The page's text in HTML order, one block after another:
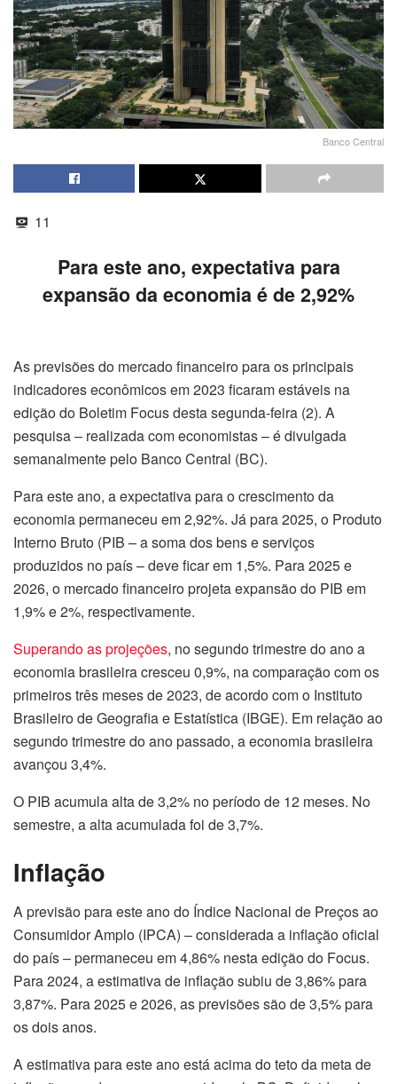
Banco Central
11
Para este ano, expectativa para
expansão da economia é de 2,92%
As previsões do mercado financeiro para os principais
indicadores econômicos em 2023 ficaram estáveis na
edição do Boletim Focus desta segunda-feira (2). A
pesquisa – realizada com economistas – é divulgada
semanalmente pelo Banco Central (BC).
Para este ano, a expectativa para o crescimento da
economia permaneceu em 2,92%. Já para 2025, o Produto
Interno Bruto (PIB – a soma dos bens e serviços
produzidos no país – deve ficar em 1,5%. Para 2025 e
2026, o mercado financeiro projeta expansão do PIB em
1,9% e 2%, respectivamente.
Superando as projeções, no segundo trimestre do ano a
economia brasileira cresceu 0,9%, na comparação com os
primeiros três meses de 2023, de acordo com o Instituto
Brasileiro de Geografia e Estatística (IBGE). Em relação ao
segundo trimestre do ano passado, a economia brasileira
avançou 3,4%.
O PIB acumula alta de 3,2% no período de 12 meses. No
semestre, a alta acumulada foi de 3,7%.
Inflação
A previsão para este ano do Índice Nacional de Preços ao
Consumidor Amplo (IPCA) – considerada a inflação oficial
do país – permaneceu em 4,86% nesta edição do Focus.
Para 2024, a estimativa de inflação subiu de 3,86% para
3,87%. Para 2025 e 2026, as previsões são de 3,5% para
os dois anos.
A estimativa para este ano está acima do teto da meta de